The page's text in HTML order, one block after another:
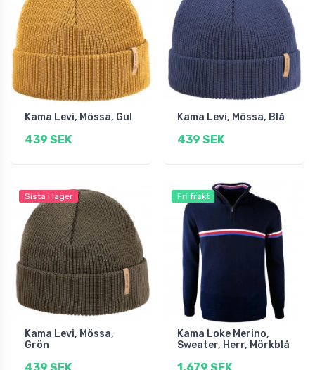
Kama Levi, Mössa, Gul
439 SEK
Kama Levi, Mössa, Blå
439 SEK
Sista i lager
Kama Levi, Mössa,
Grön
Fri frakt
Kama Loke Merino,
Sweater, Herr, Mörkblå